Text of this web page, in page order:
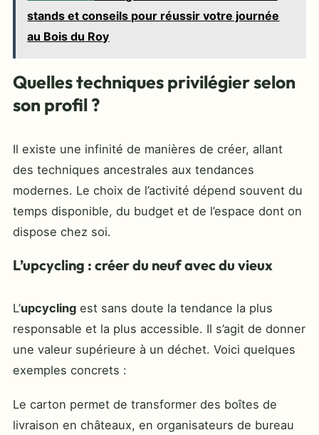
stands et conseils pour réussir votre journée
au Bois du Roy
Quelles techniques privilégier selon
son profil ?
Il existe une infinité de manières de créer, allant
des techniques ancestrales aux tendances
modernes. Le choix de l’activité dépend souvent du
temps disponible, du budget et de l’espace dont on
dispose chez soi.
L’upcycling : créer du neuf avec du vieux
L’upcycling est sans doute la tendance la plus
responsable et la plus accessible. Il s’agit de donner
une valeur supérieure à un déchet. Voici quelques
exemples concrets :
Le carton permet de transformer des boîtes de
livraison en châteaux, en organisateurs de bureau